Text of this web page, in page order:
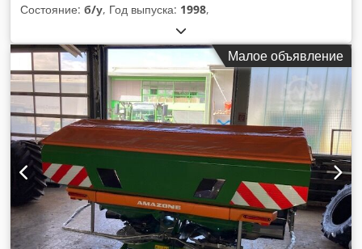
Состояние: б/у, Год выпуска: 1998,
Малое объявление